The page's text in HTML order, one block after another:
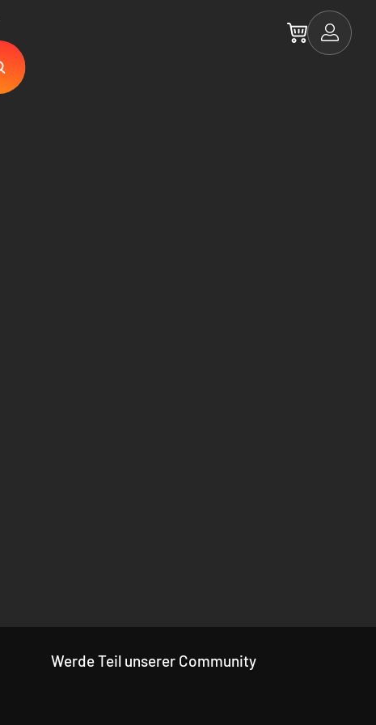
Werde Teil unserer Community